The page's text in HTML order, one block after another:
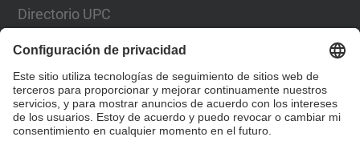
Directorio UPC
Formulario de contacto
Lista Redes Sociales